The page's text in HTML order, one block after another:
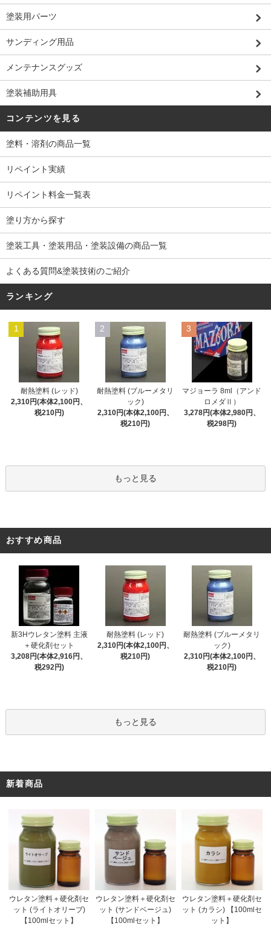
塗装用パーツ
サンディング用品
メンテナンスグッズ
塗装補助用具
コンテンツを見る
塗料・溶剤の商品一覧
リペイント実績
リペイント料金一覧表
塗り方から探す
塗装工具・塗装用品・塗装設備の商品一覧
よくある質問&塗装技術のご紹介
ランキング
1
耐熱塗料 (レッド)
2,310円(本体2,100円、
税210円)
2
耐熱塗料 (ブルーメタリ
ック)
2,310円(本体2,100円、
税210円)
3
マジョーラ 8ml（アンド
ロメダⅡ）
3,278円(本体2,980円、
税298円)
もっと見る
おすすめ商品
新3Hウレタン塗料 主液
＋硬化剤セット
3,208円(本体2,916円、
税292円)
耐熱塗料 (レッド)
2,310円(本体2,100円、
税210円)
耐熱塗料 (ブルーメタリ
ック)
2,310円(本体2,100円、
税210円)
もっと見る
新着商品
ウレタン塗料＋硬化剤セ
ット (ライトオリーブ)
【100mlセット】
ウレタン塗料＋硬化剤セ
ット (サンドベージュ)
【100mlセット】
ウレタン塗料＋硬化剤セ
ット (カラシ) 【100mlセ
ット】